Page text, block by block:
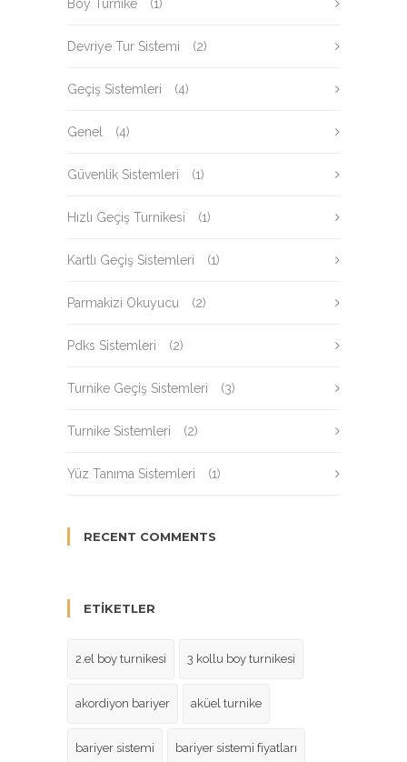
Boy Turnike (1)
Devriye Tur Sistemi (2)
Geçiş Sistemleri (4)
Genel (4)
Güvenlik Sistemleri (1)
Hızlı Geçiş Turnikesi (1)
Kartlı Geçiş Sistemleri (1)
Parmakizi Okuyucu (2)
Pdks Sistemleri (2)
Turnike Geçiş Sistemleri (3)
Turnike Sistemleri (2)
Yüz Tanıma Sistemleri (1)
RECENT COMMENTS
ETIKETLER
2.el boy turnikesi 3 kollu boy turnikesi
akordiyon bariyer aküel turnike
bariyer sistemi bariyer sistemi fiyatları